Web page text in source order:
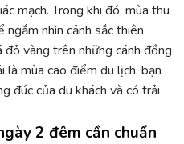
mạch. Trong khi đó, mùa thu
nhìn cảnh sắc thiên
đỏ vàng trên những cánh đồng
là mùa cao điểm du lịch, bạn
đúc của du khách và có trải
2 đêm cần chuẩn